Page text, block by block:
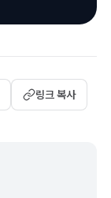
링크 복사